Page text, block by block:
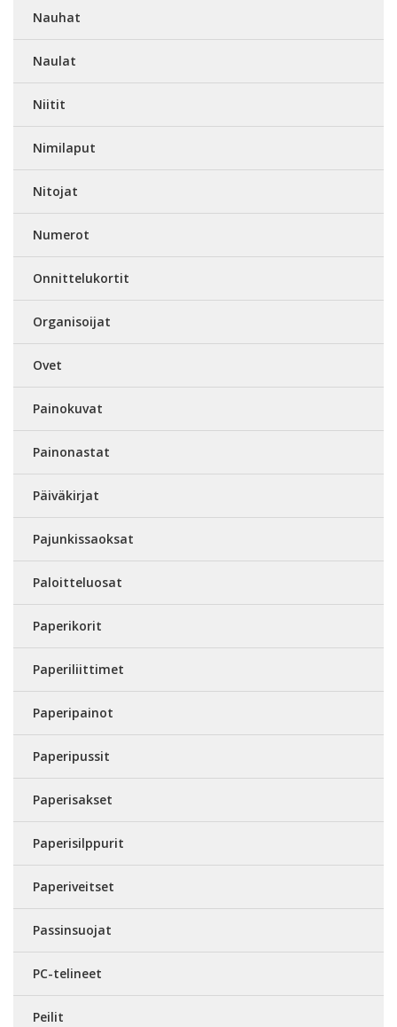
Nauhat
Naulat
Niitit
Nimilaput
Nitojat
Numerot
Onnittelukortit
Organisoijat
Ovet
Painokuvat
Painonastat
Päiväkirjat
Pajunkissaoksat
Paloitteluosat
Paperikorit
Paperiliittimet
Paperipainot
Paperipussit
Paperisakset
Paperisilppurit
Paperiveitset
Passinsuojat
PC-telineet
Peilit